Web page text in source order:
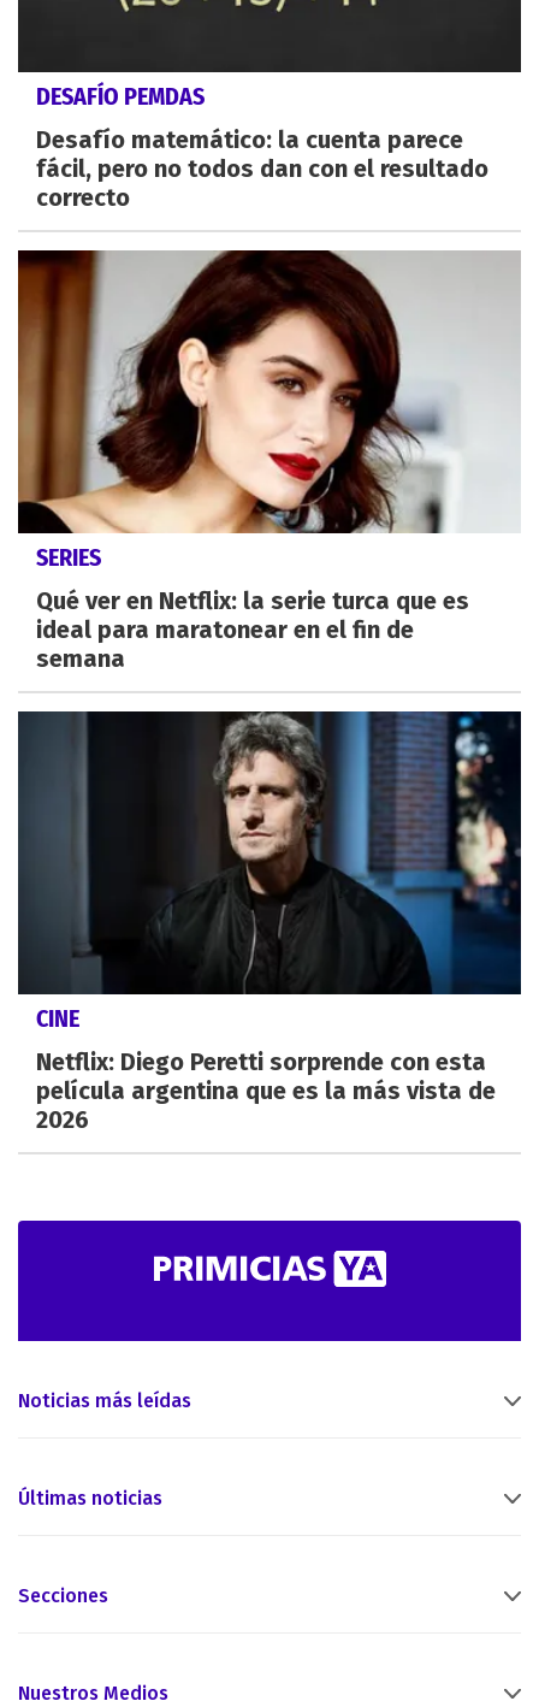
DESAFÍO PEMDAS
Desafío matemático: la cuenta parece
fácil, pero no todos dan con el resultado
correcto
SERIES
Qué ver en Netflix: la serie turca que es
ideal para maratonear en el fin de
semana
CINE
Netflix: Diego Peretti sorprende con esta
película argentina que es la más vista de
2026
Noticias más leídas
Últimas noticias
Secciones
Nuestros Medios